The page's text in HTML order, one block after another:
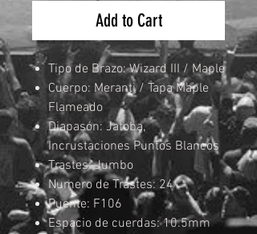
Add to Cart
Tipo de Brazo: Wizard III / Maple
Cuerpo: Meranti / Tapa Maple
Flameado
Diapasón: Jatoba,
Incrustaciones Puntos Blancos
Trastes: Jumbo
Numero de Trastes: 24
Puente: F106
Espacio de cuerdas: 10.5mm